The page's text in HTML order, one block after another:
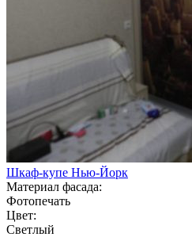
Шкаф-купе Нью-Йорк
Материал фасада:
Фотопечать
Цвет:
Светлый